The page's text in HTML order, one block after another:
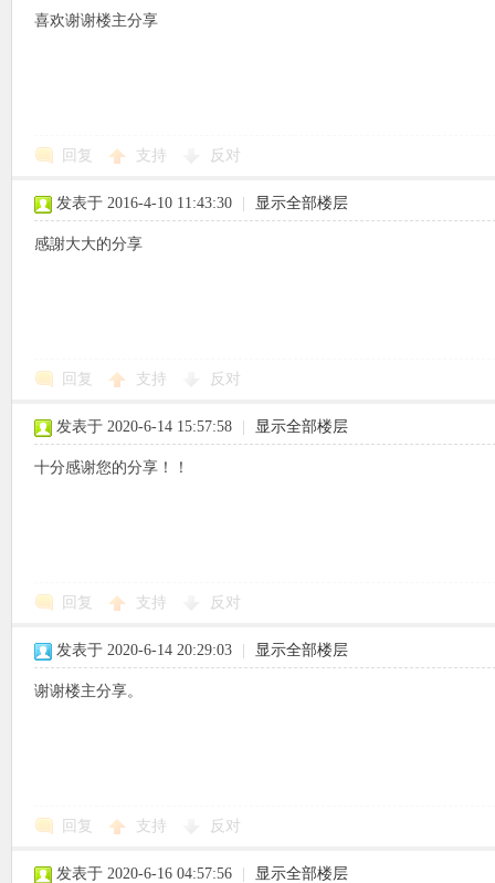
喜欢谢谢楼主分享
回复 支持 反对
发表于 2016-4-10 11:43:30 显示全部楼层
感謝大大的分享
回复 支持 反对
发表于 2020-6-14 15:57:58 显示全部楼层
十分感谢您的分享！！
回复 支持 反对
发表于 2020-6-14 20:29:03 显示全部楼层
谢谢楼主分享。
回复 支持 反对
发表于 2020-6-16 04:57:56 显示全部楼层